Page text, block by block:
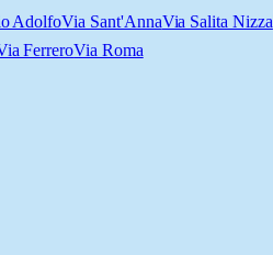
AdolfoVia Sant'AnnaVia Salita Nizza
FerreroVia Roma